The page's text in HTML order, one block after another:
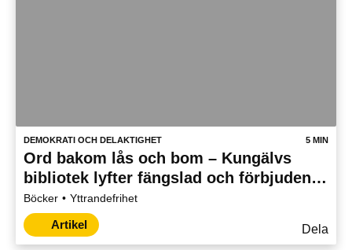
DEMOKRATI OCH DELAKTIGHET 5 MIN
Ord bakom lås och bom – Kungälvs
bibliotek lyfter fängslad och förbjuden
litteratur
Böcker Yttrandefrihet
Artikel Dela